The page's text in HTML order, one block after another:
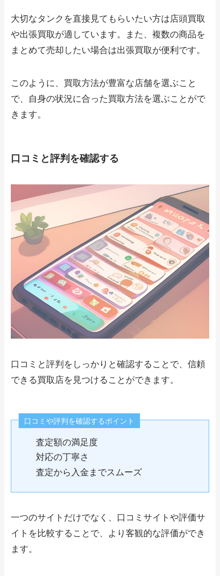
大切なタンクを直接見てもらいたい方は店頭買取
や出張買取が適しています。また、複数の商品を
まとめて売却したい場合は出張買取が便利です。
このように、買取方法が豊富な店舗を選ぶこと
で、自身の状況に合った買取方法を選ぶことがで
きます。
口コミと評判を確認する
口コミと評判をしっかりと確認することで、信頼
できる買取店を見つけることができます。
口コミや評判を確認するポイント
査定額の満足度
対応の丁寧さ
査定から入金までスムーズ
一つのサイトだけでなく、口コミサイトや評価サ
イトを比較することで、より客観的な評価ができ
ます。